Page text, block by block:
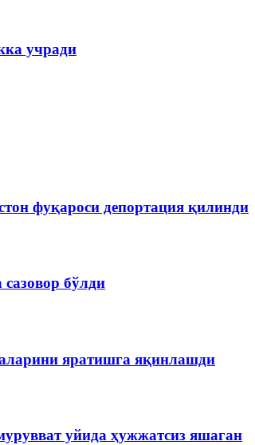
учради
фуқароси депортация қилинди
бўлди
яратишга яқинлашди
уйида ҳужжатсиз яшаган